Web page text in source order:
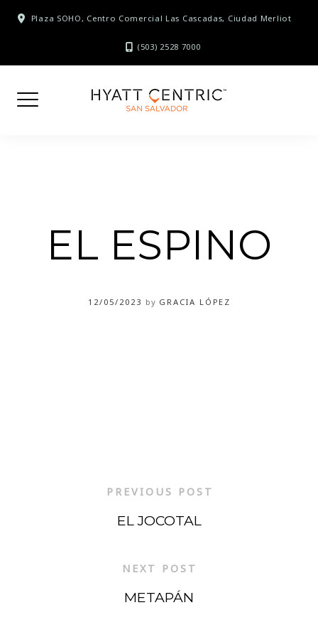
Plaza SOHO, Centro Comercial Las Cascadas, Ciudad Merliot
(503) 2528 7000
EL ESPINO
12/05/2023 by GRACIA LÓPEZ
PREVIOUS POST
EL JOCOTAL
NEXT POST
METAPÁN